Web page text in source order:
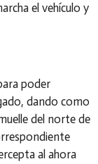
el vehículo y
poder
dando como
del norte de
al ahora